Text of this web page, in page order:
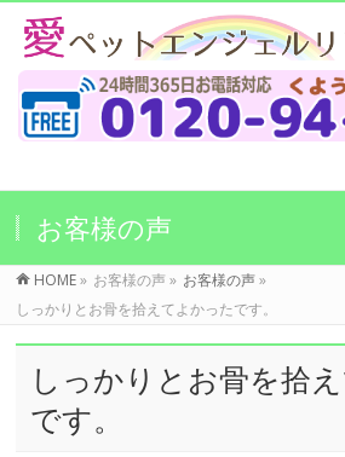
お客様の声
HOME» お客様の声 » お客様の声»
しっかりとお骨を拾えてよかったです。
しっかりとお骨を拾
です。